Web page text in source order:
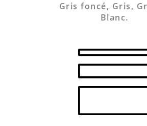
Gris foncé, Gris,
Blanc.